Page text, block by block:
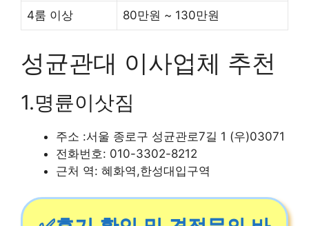
4룸 이상 80만원 ~ 130만원
성균관대 이사업체 추천
1.명륜이삿짐
주소 :서울 종로구 성균관로7길 1 (우)03071
전화번호: 010-3302-8212
근처 역: 혜화역,한성대입구역